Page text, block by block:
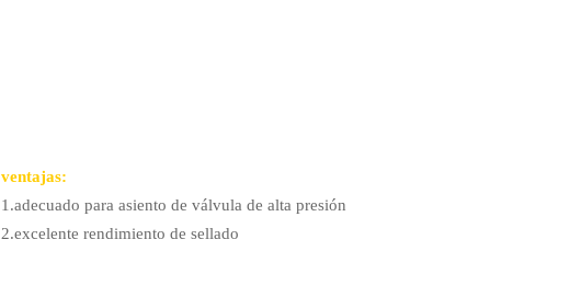
ventajas:
1.adecuado para asiento de válvula de alta presión
2.excelente rendimiento de sellado